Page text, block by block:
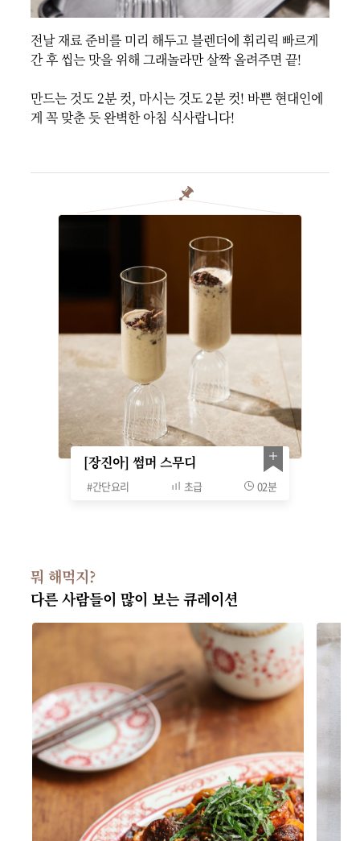
전날 재료 준비를 미리 해두고 블렌더에 휘리릭 빠르게
간 후 씹는 맛을 위해 그래놀라만 살짝 올려주면 끝!
만드는 것도 2분 컷, 마시는 것도 2분 컷! 바쁜 현대인에
게 꼭 맞춘 듯 완벽한 아침 식사랍니다!
[장진아] 썸머 스무디
#간단요리 초급 02분
뭐 해먹지?
다른 사람들이 많이 보는 큐레이션